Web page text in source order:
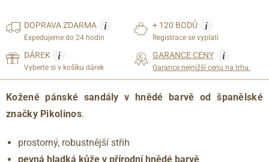
DOPRAVAZDARMA i
Expedujeme do 24 hodin
+ 120 BODŮ i
Registrace se vyplatí
DÁREK i
Vyberte si v košíku dárek
GARANCE CENY i
Garance nejnižší cenu na trhu.
Kožené pánské sandály v hnědé barvě od španělské
značky Pikolinos.
prostorný, robustnější střih
pevná hladká kůže v přírodní hnědé barvě